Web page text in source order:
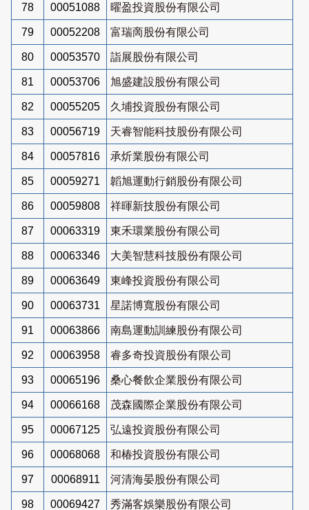
78 00051088 曜盈投資股份有限公司
79 00052208 富瑞啇股份有限公司
80 00053570 詣展股份有限公司
81 00053706 旭盛建設股份有限公司
82 00055205 久埔投資股份有限公司
83 00056719 天睿智能科技股份有限公司
84 00057816 承炘業股份有限公司
85 00059271 韜旭運動行銷股份有限公司
86 00059808 祥暉新技股份有限公司
87 00063319 東禾環業股份有限公司
88 00063346 大美智慧科技股份有限公司
89 00063649 東峰投資股份有限公司
90 00063731 星諾博寬股份有限公司
91 00063866 南島運動訓練股份有限公司
92 00063958 睿多奇投資股份有限公司
93 00065196 桑心餐飲企業股份有限公司
94 00066168 茂森國際企業股份有限公司
95 00067125 弘遠投資股份有限公司
96 00068068 和椿投資股份有限公司
97 00068911 河清海晏股份有限公司
98 00069427 秀滿客娛樂股份有限公司